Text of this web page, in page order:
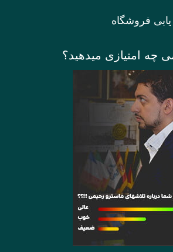
فروشگاه
چه امتیازی میدهید؟